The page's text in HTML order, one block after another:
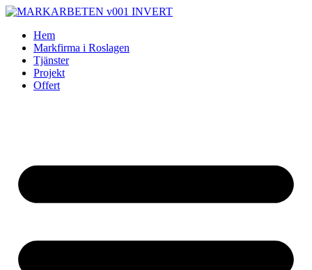
Skip
contentHem
Markfirma i Roslagen
Tjänster
Projekt
Offert